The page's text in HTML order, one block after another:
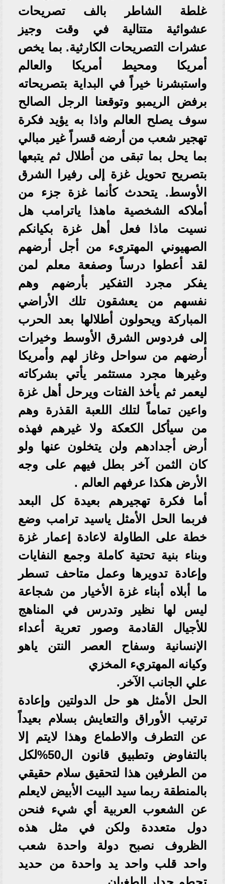
غلطة الشاطر بالف تصريحات
عشوائية متتالية في وقت وجيز
عشرات التصريحات الكارثية. بما يخص
أمريكا ومحيط أمريكا والعالم
واستبشرنا خيراً في البداية بتصريحاته
برفض الريمبو وتوقعنا الرجل الصالح
سوف يصلح العالم واذا به يؤيد فكرة
تهجير شعب من أرضه قسراً غير مبالي
بما يحل بما تبقى من أطلال ثم يتبعها
بتصريح تحويل غزة إلى رفيرا الشرق
الأوسط. يتحدث كأنما غزة جزء من
أملاكه الشخصية ماهذا ياترامب هل
نسيت ماذا فعل أهل غزة بكيانكم
الصهيوني المهترىء من أجل أرضهم
لقد أعطوا درساً وصفعة معلم لمن
يفكر مجرد التفكير بأرضهم وهم
نفسهم من يعشقون تلك الأراضي
المباركة ويحولون أطلالها بعد الحرب
إلى فردوس الشرق الأوسط وخيرات
أرضهم من سواحل وغاز لهم وأمريكا
وغيرها مجرد مستثمر يأتي بشركاته
ليعمر ثم يأخذ الفتات ويرحل أهل غزة
واعين تماماً لتلك اللعبة القذرة وهم
من سيأكل الكعكة ولا غيرهم فهذه
أرض أجدادهم ولن يتخلون عنها ولو
كان الثمن آخر بطل فيهم على وجه
الأرض هكذا عرفهم العالم .
أما فكرة تهجيرهم بعيدة كل البعد
فربما الحل الأمثل ياسيد ترامب وضع
خطة على الطاولة لاعادة إعمار غزة
وبناء بنية تحتية كاملة وجمع النفايات
وإعادة تدويرها وعمل متاحف تسطر
ما أبلاه أبناء غزة الأخيار من شجاعة
ليس لها نظير وتدرس في المناهج
للأجيال القادمة وصور تعرية أعداء
الإنسانية وسفاح العصر النتن ياهو
وكيانه المهتريء المخزي
علي الجانب الآخر.
الحل الأمثل هو حل الدولتين وإعادة
ترتيب الأوراق والتعايش بسلام بعيداً
عن التطرف والاطماع وهذا لايتم إلا
بالتفاوض وتطبيق قانون ال50%لكل
من الطرفين هذا لتحقيق سلام حقيقي
بالمنطقة ربما سيد البيت الأبيض لايعلم
عن الشعوب العربية أي شيء فنحن
دول متعددة ولكن في مثل هذه
الظروف نصبح دولة واحدة شعب
واحد قلب واحد يد واحدة من حديد